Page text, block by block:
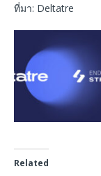
ที่มา: Deltatre
Related